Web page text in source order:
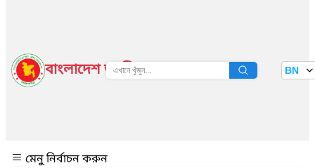
বাংলাদেশ জাতীয় তথ্য বাতায়ন BN
মেনু নির্বাচন করুন